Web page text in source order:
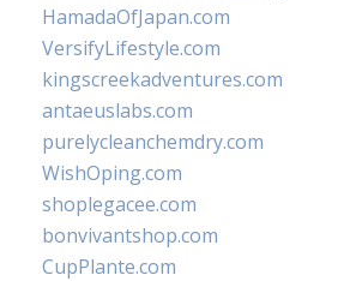
HamadaOfJapan.com
VersifyLifestyle.com
kingscreekadventures.com
antaeuslabs.com
purelycleanchemdry.com
WishOping.com
shoplegacee.com
bonvivantshop.com
CupPlante.com